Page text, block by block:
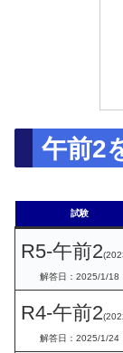
午前2
試験
R5-午前2
解答日：2025/1/18
R4-午前2
解答日：2025/1/24